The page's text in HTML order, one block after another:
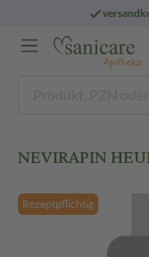
NEVIRAPIN
Rezeptpflichtig